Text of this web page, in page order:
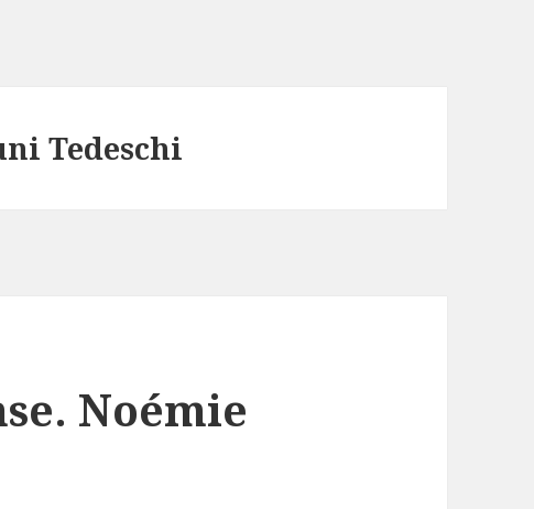
Tedeschi
Noémie